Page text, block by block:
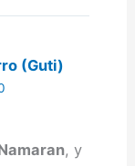
(Guti)
, y